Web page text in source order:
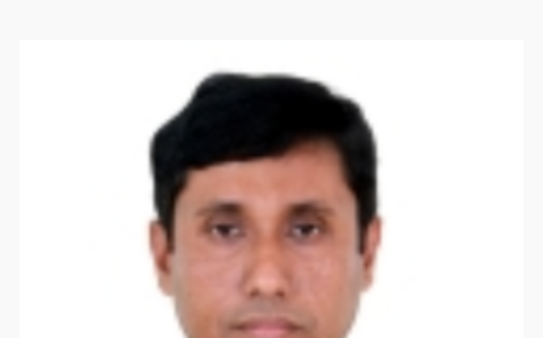
Kazi Mohammad Mahbubur
Rahma্‌n , professor, Department
of political science